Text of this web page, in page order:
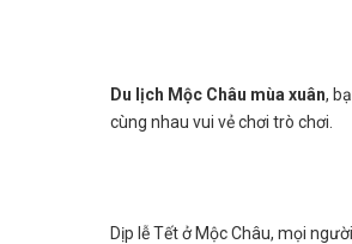
Du lịch Mộc Châu mùa xuân,
cùng nhau vui vẻ chơi trò chơi.
Dịp lễ Tết ở Mộc Châu, mọi